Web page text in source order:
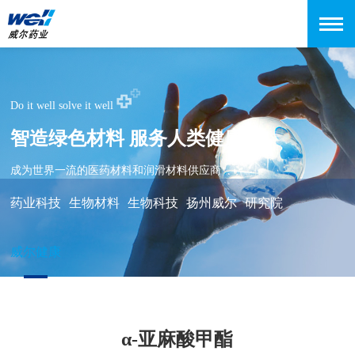
Do it well solve it well
智造绿色材料 服务人类健康
成为世界一流的医药材料和润滑材料供应商
药业科技 生物材料 生物科技 扬州威尔 研究院
威尔健康
α-亚麻酸甲酯